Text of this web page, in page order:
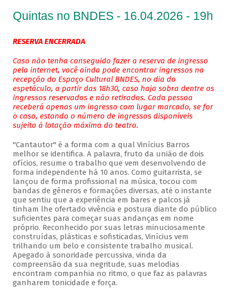
Quintas no BNDES - 16.04.2026 - 19h
RESERVA ENCERRADA
Caso não tenha conseguido fazer a reserva de ingresso
pela internet, você ainda pode encontrar ingressos na
recepção do Espaço Cultural BNDES, no dia do
espetáculo, a partir das 18h30, caso haja sobra dentre os
ingressos reservados e não retirados. Cada pessoa
receberá apenas um ingresso com lugar marcado, se for
o caso, estando o número de ingressos disponíveis
sujeito à lotação máxima do teatro.
"Cantautor" é a forma com a qual Vinícius Barros
melhor se identifica. A palavra, fruto da união de dois
ofícios, resume o trabalho que vem desenvolvendo de
forma independente há 10 anos. Como guitarrista, se
lançou de forma profissional na música, tocou com
bandas de gêneros e formações diversas, até o instante
que sentiu que a experiência em bares e palcos já
tinham lhe ofertado vivência e postura diante do público
suficientes para começar suas andanças em nome
próprio. Reconhecido por suas letras minuciosamente
construídas, plásticas e sofisticadas, Vinícius vem
trilhando um belo e consistente trabalho musical.
Apegado à sonoridade percussiva, vinda da
compreensão da sua negritude, suas melodias
encontram companhia no ritmo, o que faz as palavras
ganharem tonicidade e força.